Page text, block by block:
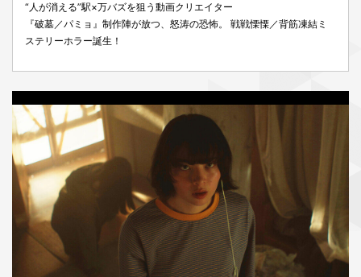
“人が消える”駅×万バズを狙う動画クリエイター
『破墓／パミョ』制作陣が放つ、怒涛の恐怖。 戦戦慄慄／背筋凍結ミ
ステリーホラー誕生！